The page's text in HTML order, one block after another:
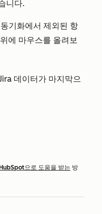
니다.
기화에서 제외된 항
에 마우스를 올려보
데이터가 마지막으
으로 도움을 받는 방